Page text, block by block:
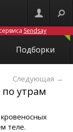
Sendsay
Подборки
Следующая →
утрам
теле.